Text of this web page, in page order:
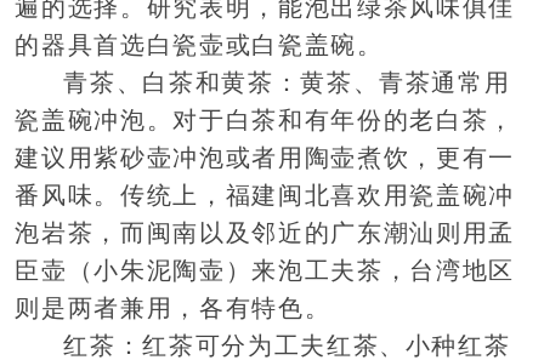
遍的选择。研究表明，能泡出绿茶风味俱佳
的器具首选白瓷壶或白瓷盖碗。
青茶、白茶和黄茶：黄茶、青茶通常用
瓷盖碗冲泡。对于白茶和有年份的老白茶，
建议用紫砂壶冲泡或者用陶壶煮饮，更有一
番风味。传统上，福建闽北喜欢用瓷盖碗冲
泡岩茶，而闽南以及邻近的广东潮汕则用孟
臣壶（小朱泥陶壶）来泡工夫茶，台湾地区
则是两者兼用，各有特色。
红茶：红茶可分为工夫红茶、小种红茶